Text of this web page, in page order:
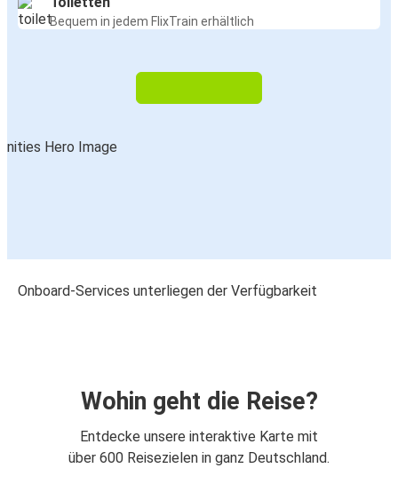
Bequem in jedem FlixTrain erhältlich
Onboard-Services unterliegen der Verfügbarkeit
Wohin geht die Reise?
Entdecke unsere interaktive Karte mit
über 600 Reisezielen in ganz Deutschland.